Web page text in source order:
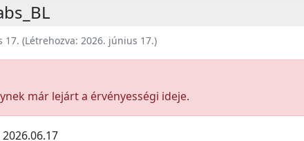
17. (Létrehozva: 2026. június 17.)
már lejárt a érvényességi ideje.
2026.06.17